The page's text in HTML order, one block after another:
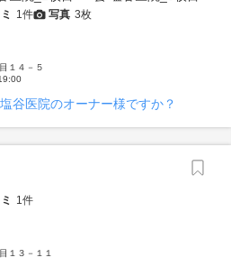
1件 写真 3枚
１４－５
谷医院のオーナー様ですか？
1件
１３－１１